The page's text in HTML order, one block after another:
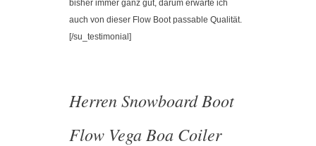
bisher immer ganz gut, darum erwarte ich
auch von dieser Flow Boot passable Qualität.
[/su_testimonial]
Herren Snowboard Boot
Flow Vega Boa Coiler